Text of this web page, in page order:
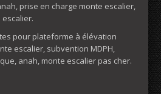
prise en charge monte escalier,
pour plateforme à élévation
escalier, subvention MDPH,
anah, monte escalier pas cher.